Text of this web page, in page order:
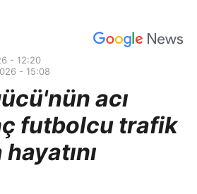
- 12:20
- 15:08
acı
futbolcu trafik